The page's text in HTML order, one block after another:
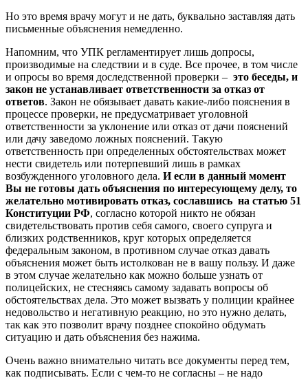
Но это время врачу могут и не дать, буквально заставляя дать
письменные объяснения немедленно.
Напомним, что УПК регламентирует лишь допросы,
производимые на следствии и в суде. Все прочее, в том числе
и опросы во время доследственной проверки – это беседы, и
закон не устанавливает ответственности за отказ от
ответов. Закон не обязывает давать какие-либо пояснения в
процессе проверки, не предусматривает уголовной
ответственности за уклонение или отказ от дачи пояснений
или дачу заведомо ложных пояснений. Такую
ответственность при определенных обстоятельствах может
нести свидетель или потерпевший лишь в рамках
возбужденного уголовного дела. И если в данный момент
Вы не готовы дать объяснения по интересующему делу, то
желательно мотивировать отказ, сославшись на статью 51
Конституции РФ, согласно которой никто не обязан
свидетельствовать против себя самого, своего супруга и
близких родственников, круг которых определяется
федеральным законом, в противном случае отказ давать
объяснения может быть истолкован не в вашу пользу. И даже
в этом случае желательно как можно больше узнать от
полицейских, не стесняясь самому задавать вопросы об
обстоятельствах дела. Это может вызвать у полиции крайнее
недовольство и негативную реакцию, но это нужно делать,
так как это позволит врачу позднее спокойно обдумать
ситуацию и дать объяснения без нажима.
Очень важно внимательно читать все документы перед тем,
как подписывать. Если с чем-то не согласны – не надо